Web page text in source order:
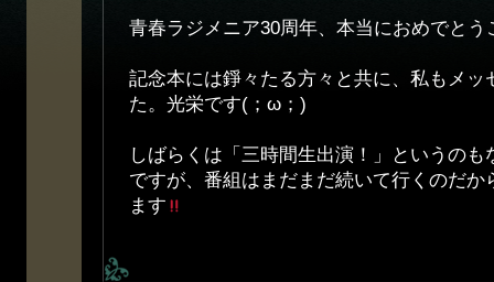
青春ラジメニア30周年、本当におめでとう
記念本には錚々たる方々と共に、私もメッ
た。光栄です(；ω；)
しばらくは「三時間生出演！」というの
ですが、番組はまだまだ続いて行くのだか
ます